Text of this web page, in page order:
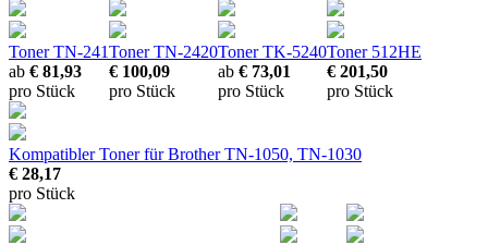
Toner TN-241
ab € 81,93
pro Stück
Toner TN-2420
€ 100,09
pro Stück
Toner TK-5240
ab € 73,01
pro Stück
Toner 512HE
€ 201,50
pro Stück
Kompatibler Toner für Brother TN-1050, TN-1030
€ 28,17
pro Stück